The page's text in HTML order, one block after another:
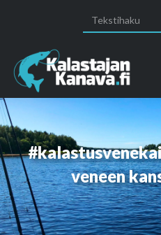
for:
veneen